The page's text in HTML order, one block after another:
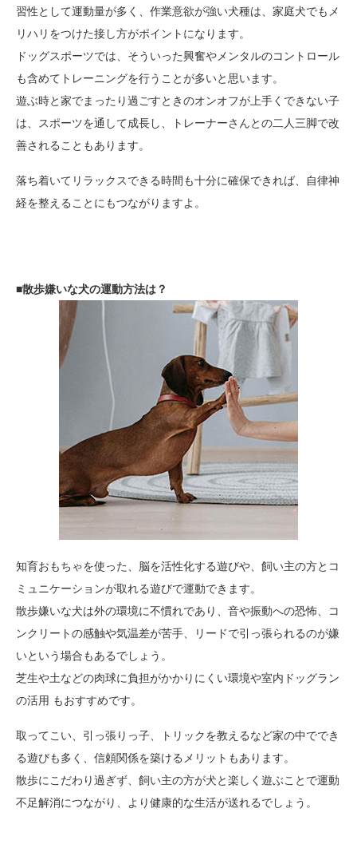
習性として運動量が多く、作業意欲が強い犬種は、家庭犬でもメ
リハリをつけた接し方がポイントになります。
ドッグスポーツでは、そういった興奮やメンタルのコントロール
も含めてトレーニングを行うことが多いと思います。
遊ぶ時と家でまったり過ごすときのオンオフが上手くできない子
は、スポーツを通して成長し、トレーナーさんとの二人三脚で改
善されることもあります。
落ち着いてリラックスできる時間も十分に確保できれば、自律神
経を整えることにもつながりますよ。
■散歩嫌いな犬の運動方法は？
知育おもちゃを使った、脳を活性化する遊びや、飼い主の方とコ
ミュニケーションが取れる遊びで運動できます。
散歩嫌いな犬は外の環境に不慣れであり、音や振動への恐怖、コ
ンクリートの感触や気温差が苦手、リードで引っ張られるのが嫌
いという場合もあるでしょう。
芝生や土などの肉球に負担がかかりにくい環境や室内ドッグラン
の活用 もおすすめです。
取ってこい、引っ張りっ子、トリックを教えるなど家の中ででき
る遊びも多く、信頼関係を築けるメリットもあります。
散歩にこだわり過ぎず、飼い主の方が犬と楽しく遊ぶことで運動
不足解消につながり、より健康的な生活が送れるでしょう。